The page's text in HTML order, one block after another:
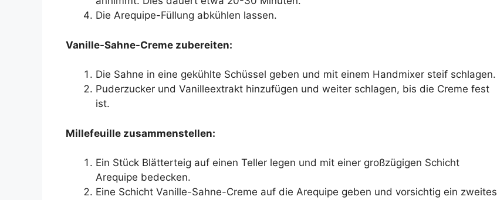
Die Arequipe-Füllung abkühlen lassen.
Vanille-Sahne-Creme zubereiten:
Die Sahne in eine gekühlte Schüssel geben und mit einem Handmixer steif schlagen.
Puderzucker und Vanilleextrakt hinzufügen und weiter schlagen, bis die Creme fest
ist.
Millefeuille zusammenstellen:
Ein Stück Blätterteig auf einen Teller legen und mit einer großzügigen Schicht
Arequipe bedecken.
Eine Schicht Vanille-Sahne-Creme auf die Arequipe geben und vorsichtig ein zweites